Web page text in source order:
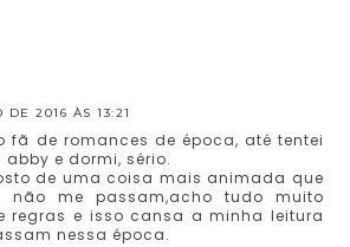
DE 2016 ÀS 13:21
fã de romances de época, até tentei
e dormi, sério.
de uma coisa mais animada que
não me passam,acho tudo muito
regras e isso cansa a minha leitura
nessa época.